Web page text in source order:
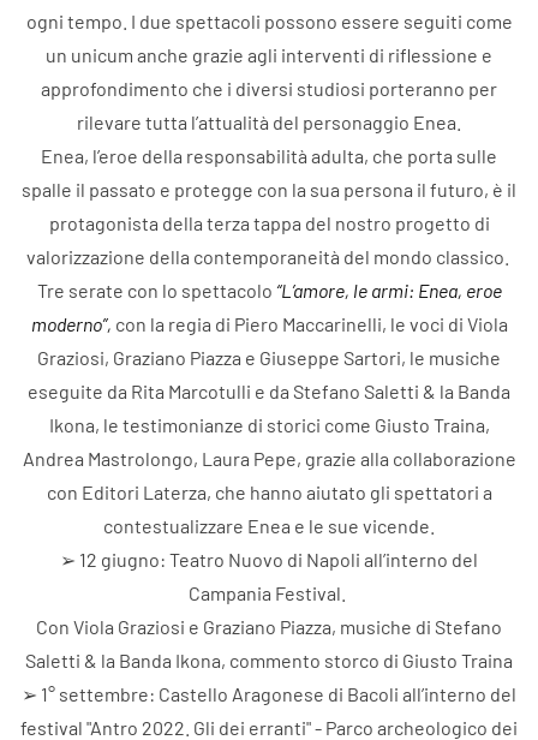
ogni tempo. I due spettacoli possono essere seguiti come
un unicum anche grazie agli interventi di riflessione e
approfondimento che i diversi studiosi porteranno per
rilevare tutta l’attualità del personaggio Enea.
Enea, l’eroe della responsabilità adulta, che porta sulle
spalle il passato e protegge con la sua persona il futuro, è il
protagonista della terza tappa del nostro progetto di
valorizzazione della contemporaneità del mondo classico.
Tre serate con lo spettacolo “L’amore, le armi: Enea, eroe
moderno”, con la regia di Piero Maccarinelli, le voci di Viola
Graziosi, Graziano Piazza e Giuseppe Sartori, le musiche
eseguite da Rita Marcotulli e da Stefano Saletti & la Banda
Ikona, le testimonianze di storici come Giusto Traina,
Andrea Mastrolongo, Laura Pepe, grazie alla collaborazione
con Editori Laterza, che hanno aiutato gli spettatori a
contestualizzare Enea e le sue vicende.
➢ 12 giugno: Teatro Nuovo di Napoli all’interno del
Campania Festival.
Con Viola Graziosi e Graziano Piazza, musiche di Stefano
Saletti & la Banda Ikona, commento storco di Giusto Traina
➢ 1° settembre: Castello Aragonese di Bacoli all’interno del
festival "Antro 2022. Gli dei erranti" - Parco archeologico dei